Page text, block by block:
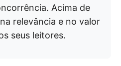
Acima de
relevância e no valor
seus leitores.